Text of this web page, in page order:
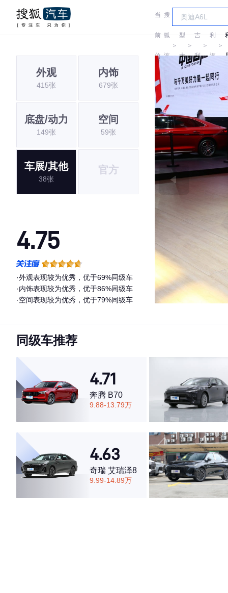
当
前
位
置:
搜
狐
汽
＞
车
型
大
全
＞
吉
利
＞
利
汽
车
＞
外观
415张
内饰
679张
底盘/动力
149张
空间
59张
车展/其他
38张
官方
4.75
·外观表现较为优秀，优于69%同级车
·内饰表现较为优秀，优于86%同级车
·空间表现较为优秀，优于79%同级车
同级车推荐
4.71
奔腾 B70
9.88-13.79万
4.63
奇瑞 艾瑞泽8
9.99-14.89万